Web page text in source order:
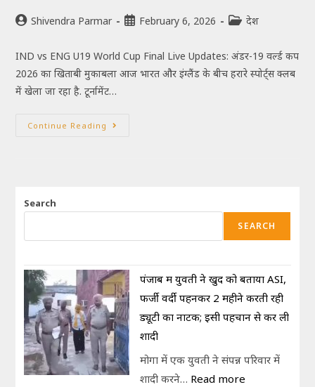
Shivendra Parmar February 6, 2026 देश
IND vs ENG U19 World Cup Final Live Updates: अंडर-19 वर्ल्ड कप
2026 का खिताबी मुकाबला आज भारत और इंग्लैंड के बीच हरारे स्पोर्ट्स क्लब
में खेला जा रहा है. टूर्नामेंट…
Continue Reading
Search
SEARCH
पंजाब में युवती ने खुद को बताया ASI,
फर्जी वर्दी पहनकर 2 महीने करती रही
ड्यूटी का नाटक; इसी पहचान से कर ली
शादी
मोगा में एक युवती ने संपन्न परिवार में
शादी करने… Read more